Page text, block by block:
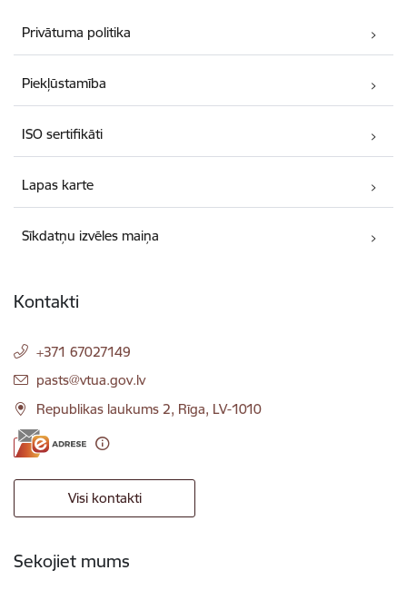
Privātuma politika
Piekļūstamība
ISO sertifikāti
Lapas karte
Sīkdatņu izvēles maiņa
Kontakti
+371 67027149
E-pasts:
pasts@vtua.gov.lv
Republikas laukums 2, Rīga, LV-1010
Visi kontakti
Sekojiet mums